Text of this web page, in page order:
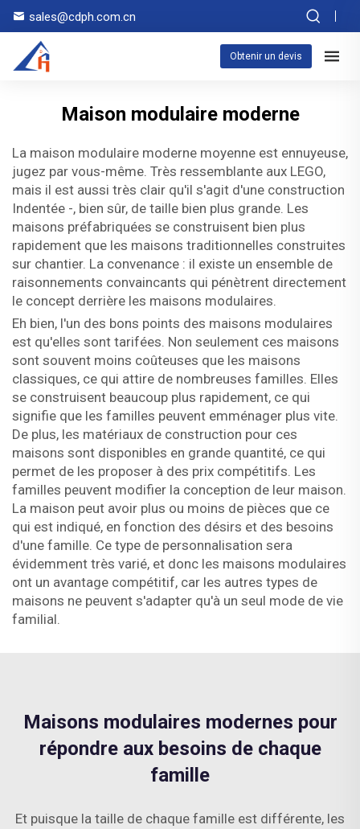
sales@cdph.com.cn
Obtenir un devis
Maison modulaire moderne
La maison modulaire moderne moyenne est ennuyeuse,
jugez par vous-même. Très ressemblante aux LEGO,
mais il est aussi très clair qu'il s'agit d'une construction
Indentée -, bien sûr, de taille bien plus grande. Les
maisons préfabriquées se construisent bien plus
rapidement que les maisons traditionnelles construites
sur chantier. La convenance : il existe un ensemble de
raisonnements convaincants qui pénètrent directement
le concept derrière les maisons modulaires.
Eh bien, l'un des bons points des maisons modulaires
est qu'elles sont tarifées. Non seulement ces maisons
sont souvent moins coûteuses que les maisons
classiques, ce qui attire de nombreuses familles. Elles
se construisent beaucoup plus rapidement, ce qui
signifie que les familles peuvent emménager plus vite.
De plus, les matériaux de construction pour ces
maisons sont disponibles en grande quantité, ce qui
permet de les proposer à des prix compétitifs. Les
familles peuvent modifier la conception de leur maison.
La maison peut avoir plus ou moins de pièces que ce
qui est indiqué, en fonction des désirs et des besoins
d'une famille. Ce type de personnalisation sera
évidemment très varié, et donc les maisons modulaires
ont un avantage compétitif, car les autres types de
maisons ne peuvent s'adapter qu'à un seul mode de vie
familial.
Maisons modulaires modernes pour
répondre aux besoins de chaque
famille
Et puisque la taille de chaque famille est différente, les